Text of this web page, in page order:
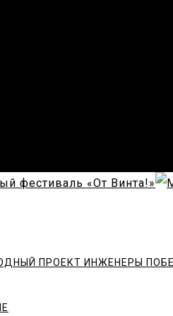
ПРОЕКТ ИНЖЕНЕРЫ